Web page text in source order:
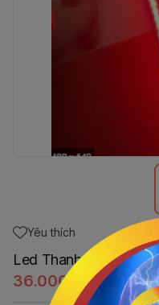
Yêu thích
Led Thanh 5T - 220V
36.000đ